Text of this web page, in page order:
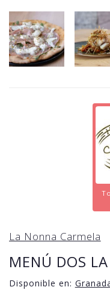
La Nonna Carmela
MENÚ DOS
Disponible en: